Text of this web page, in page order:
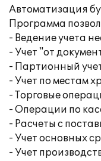
Автоматизация
Программа
- Ведение учета
- Учет "от
- Партионный
- Учет по местам
- Торговые
- Операции по
- Расчеты с
- Учет основных
- Учет